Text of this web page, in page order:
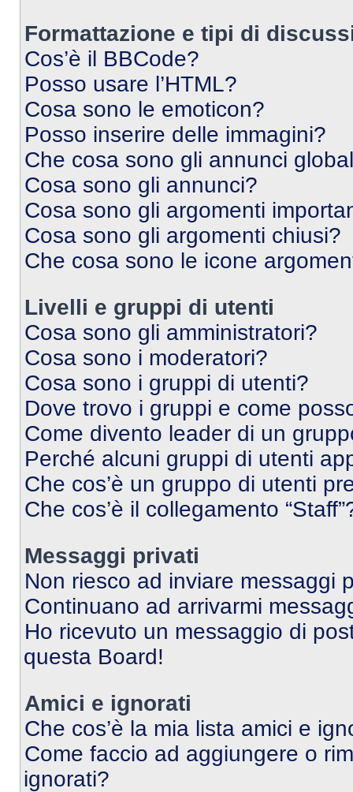
Formattazione e tipi di
Cos’è il BBCode?
Posso usare l’HTML?
Cosa sono le emoticon?
Posso inserire delle immagini?
Che cosa sono gli annunci
Cosa sono gli annunci?
Cosa sono gli argomenti
Cosa sono gli argomenti chiusi?
Che cosa sono le icone
Livelli e gruppi di utenti
Cosa sono gli amministratori?
Cosa sono i moderatori?
Cosa sono i gruppi di utenti?
Dove trovo i gruppi e come
Come divento leader di un
Perché alcuni gruppi di utenti
Che cos’è un gruppo di utenti
Che cos’è il collegamento
Messaggi privati
Non riesco ad inviare messaggi
Continuano ad arrivarmi
Ho ricevuto un messaggio di
questa Board!
Amici e ignorati
Che cos’è la mia lista amici e
Come faccio ad aggiungere o
ignorati?